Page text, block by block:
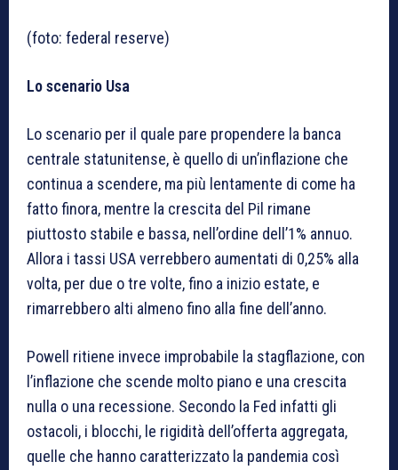
(foto: federal reserve)
Lo scenario Usa
Lo scenario per il quale pare propendere la banca
centrale statunitense, è quello di un’inflazione che
continua a scendere, ma più lentamente di come ha
fatto finora, mentre la crescita del Pil rimane
piuttosto stabile e bassa, nell’ordine dell’1% annuo.
Allora i tassi USA verrebbero aumentati di 0,25% alla
volta, per due o tre volte, fino a inizio estate, e
rimarrebbero alti almeno fino alla fine dell’anno.
Powell ritiene invece improbabile la stagflazione, con
l’inflazione che scende molto piano e una crescita
nulla o una recessione. Secondo la Fed infatti gli
ostacoli, i blocchi, le rigidità dell’offerta aggregata,
quelle che hanno caratterizzato la pandemia così